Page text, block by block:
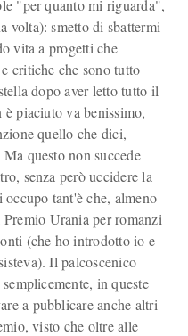
"per quanto mi riguarda",
volta): smetto di sbattermi
vita a progetti che
critiche che sono tutto
dopo aver letto tutto il
piaciuto va benissimo,
quello che dici,
questo non succede
senza però uccidere la
tant'è che, almeno
Urania per romanzi
(che ho introdotto io e
Il palcoscenico
in queste
a pubblicare anche altri
visto che oltre alle